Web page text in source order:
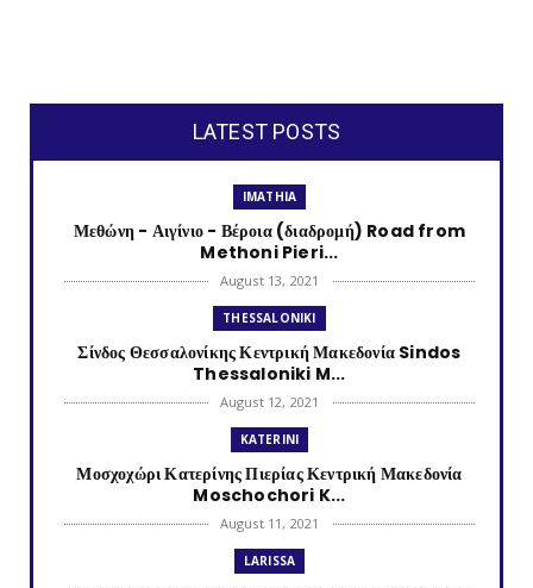
LATEST POSTS
IMATHIA
Μεθώνη - Αιγίνιο - Βέροια (διαδρομή) Road from
Methoni Pieri...
August 13, 2021
THESSALONIKI
Σίνδος Θεσσαλονίκης Κεντρική Μακεδονία Sindos
Thessaloniki M...
August 12, 2021
KATERINI
Μοσχοχώρι Κατερίνης Πιερίας Κεντρική Μακεδονία
Moschochori K...
August 11, 2021
LARISSA